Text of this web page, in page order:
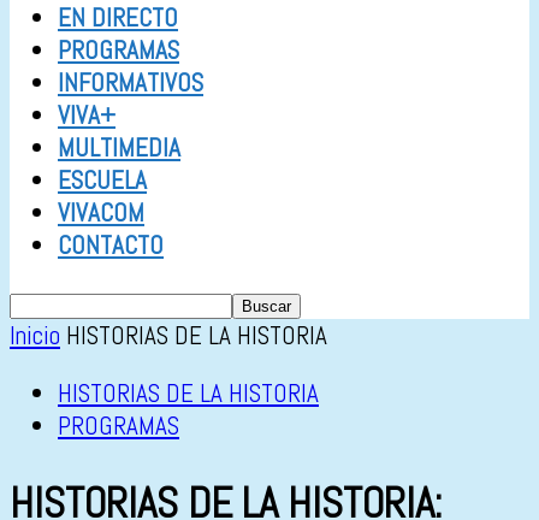
EN DIRECTO
PROGRAMAS
INFORMATIVOS
VIVA+
MULTIMEDIA
ESCUELA
VIVACOM
CONTACTO
Inicio HISTORIAS DE LA HISTORIA
HISTORIAS DE LA HISTORIA
PROGRAMAS
HISTORIAS DE LA HISTORIA: